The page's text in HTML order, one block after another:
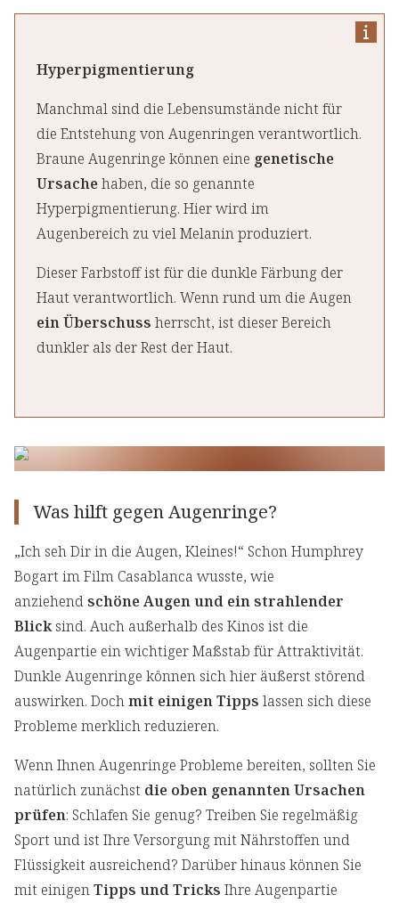
Hyperpigmentierung
Manchmal sind die Lebensumstände nicht für
die Entstehung von Augenringen verantwortlich.
Braune Augenringe können eine genetische
Ursachehaben, die so genannte
Hyperpigmentierung. Hier wird im
Augenbereich zu viel Melanin produziert.
Dieser Farbstoff ist für die dunkle Färbung der
Haut verantwortlich. Wenn rund um die Augen
ein Überschuss herrscht, ist dieser Bereich
dunkler als der Rest der Haut.
Was hilft gegen Augenringe?
„Ich seh Dir in die Augen, Kleines!“ Schon Humphrey
Bogart im Film Casablanca wusste, wie
anziehendschöne Augen und ein strahlender
Blicksind. Auch außerhalb des Kinos ist die
Augenpartie ein wichtiger Maßstab für Attraktivität.
Dunkle Augenringe können sich hier äußerst störend
auswirken. Dochmit einigen Tipps lassen sich diese
Probleme merklich reduzieren.
Wenn Ihnen Augenringe Probleme bereiten, sollten Sie
natürlich zunächst die oben genannten Ursachen
prüfen: Schlafen Sie genug? Treiben Sie regelmäßig
Sport und ist Ihre Versorgung mit Nährstoffen und
Flüssigkeit ausreichend? Darüber hinaus können Sie
mit einigenTipps und Tricks Ihre Augenpartie